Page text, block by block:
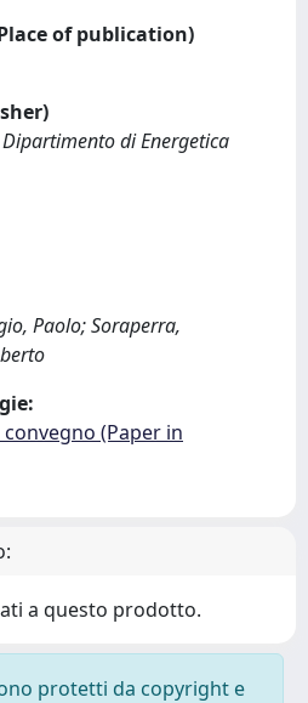
of publication)
di Energetica
Paolo; Soraperra,
(Paper in
a questo prodotto.
protetti da copyright e